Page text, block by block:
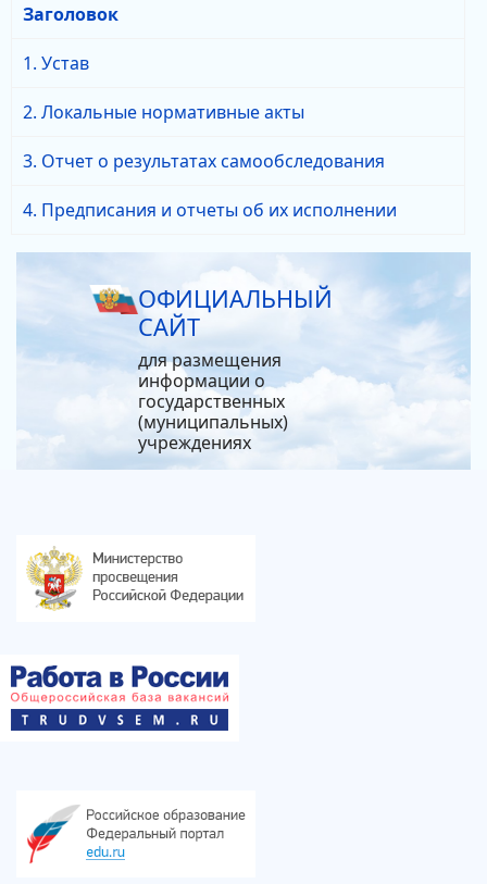
Заголовок
1. Устав
2. Локальные нормативные акты
3. Отчет о результатах самообследования
4. Предписания и отчеты об их исполнении
ОФИЦИАЛЬНЫЙ
САЙТ
для размещения
информации о
государственных
(муниципальных)
учреждениях